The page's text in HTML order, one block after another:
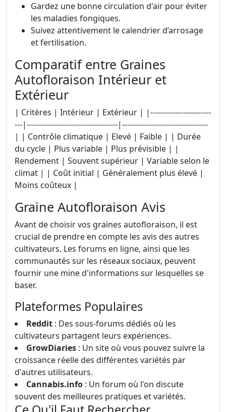
Gardez une bonne circulation d'air pour éviter
les maladies fongiques.
Suivez attentivement le calendrier d’arrosage
et fertilisation.
Comparatif entre Graines
Autofloraison Intérieur et
Extérieur
| Critères | Intérieur | Extérieur | |------------------------
---|------------------------------------|----------------------------------
| | Contrôle climatique | Elevé | Faible | | Durée
du cycle | Plus variable | Plus prévisible | |
Rendement | Souvent supérieur | Variable selon le
climat | | Coût initial | Généralement plus élevé |
Moins coûteux |
Graine Autofloraison Avis
Avant de choisir vos graines autofloraison, il est
crucial de prendre en compte les avis des autres
cultivateurs. Les forums en ligne, ainsi que les
communautés sur les réseaux sociaux, peuvent
fournir une mine d'informations sur lesquelles se
baser.
Plateformes Populaires
Reddit : Des sous-forums dédiés où les
cultivateurs partagent leurs expériences.
GrowDiaries : Un site où vous pouvez suivre la
croissance réelle des différentes variétés par
d'autres utilisateurs.
Cannabis.info : Un forum où l'on discute
souvent des meilleures pratiques et variétés.